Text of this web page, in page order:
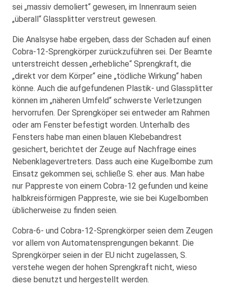
sei „massiv demoliert“ gewesen, im Innenraum seien
„überall“ Glassplitter verstreut gewesen.
Die Analsyse habe ergeben, dass der Schaden auf einen
Cobra-12-Sprengkörper zurückzuführen sei. Der Beamte
unterstreicht dessen „erhebliche“ Sprengkraft, die
„direkt vor dem Körper“ eine „tödliche Wirkung“ haben
könne. Auch die aufgefundenen Plastik- und Glassplitter
können im „näheren Umfeld“ schwerste Verletzungen
hervorrufen. Der Sprengköper sei entweder am Rahmen
oder am Fenster befestigt worden. Unterhalb des
Fensters habe man einen blauen Klebebandrest
gesichert, berichtet der Zeuge auf Nachfrage eines
Nebenklagevertreters. Dass auch eine Kugelbombe zum
Einsatz gekommen sei, schließe S. eher aus. Man habe
nur Pappreste von einem Cobra-12 gefunden und keine
halbkreisförmigen Pappreste, wie sie bei Kugelbomben
üblicherweise zu finden seien.
Cobra-6- und Cobra-12-Sprengkörper seien dem Zeugen
vor allem von Automatensprengungen bekannt. Die
Sprengkörper seien in der EU nicht zugelassen, S.
verstehe wegen der hohen Sprengkraft nicht, wieso
diese benutzt und hergestellt werden.